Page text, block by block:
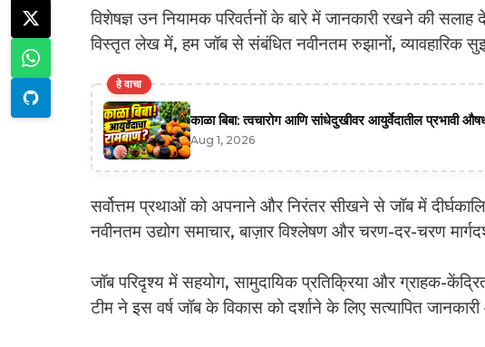
विशेषज्ञ उन नियामक परिवर्तनों के बारे में जानकारी रखने की
विस्तृत लेख में, हम जॉब से संबंधित नवीनतम रुझानों, व्यावहारिक
हे वाचा
काळा बिबा: त्वचारोग आणि सांधेदुखीवर आयुर्वेदातील प्रभावी
Aug 1, 2026
सर्वोत्तम प्रथाओं को अपनाने और निरंतर सीखने से जॉब में
नवीनतम उद्योग समाचार, बाज़ार विश्लेषण और चरण-दर-चरण
जॉब परिदृश्य में सहयोग, सामुदायिक प्रतिक्रिया और ग्राहक-
टीम ने इस वर्ष जॉब के विकास को दर्शाने के लिए सत्यापित